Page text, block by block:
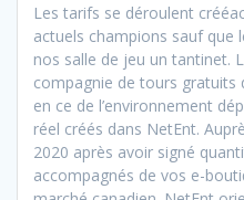
Les tarifs se déroulent
actuels champions sauf que
nos salle de jeu un tantinet.
compagnie de tours gratuits
en ce de l’environnement
réel créés dans NetEnt.
2020 après avoir signé
accompagnés de vos e-